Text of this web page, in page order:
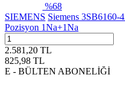
%68
SIEMENS Siemens
Pozisyon 1Na+1Na
2.581,20 TL
825,98 TL
E - BÜLTEN ABONELİĞİ